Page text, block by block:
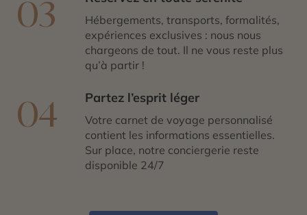
03
Hébergements, transports, formalités,
expériences exclusives : nous nous
chargeons de tout. Il ne vous reste plus
qu’à partir !
04 Partez l’esprit léger
Votre carnet de voyage personnalisé
contient les informations essentielles.
Sur place, notre conciergerie reste
disponible 24/7